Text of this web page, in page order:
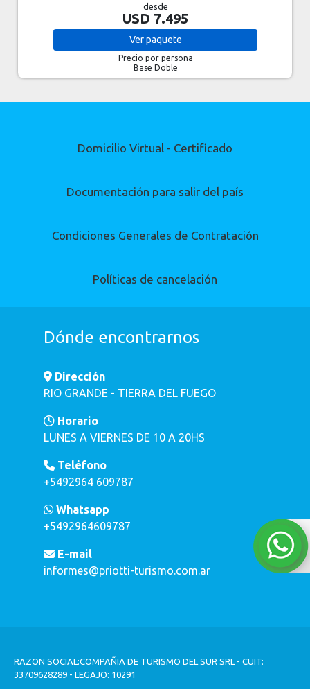
desde
USD 7.495
Verpaquete
Precio por persona
Base Doble
Domicilio Virtual - Certificado
Documentación para salir del país
Condiciones Generales de Contratación
Políticas de cancelación
Dónde encontrarnos
Dirección
RIO GRANDE - TIERRA DEL FUEGO
Horario
LUNES A VIERNES DE 10 A 20HS
Teléfono
+5492964 609787
Whatsapp
+5492964609787
E-mail
informes@priotti-turismo.com.ar
RAZON SOCIAL:COMPAÑIA DE TURISMO DEL SUR SRL - CUIT:
33709628289 - LEGAJO: 10291